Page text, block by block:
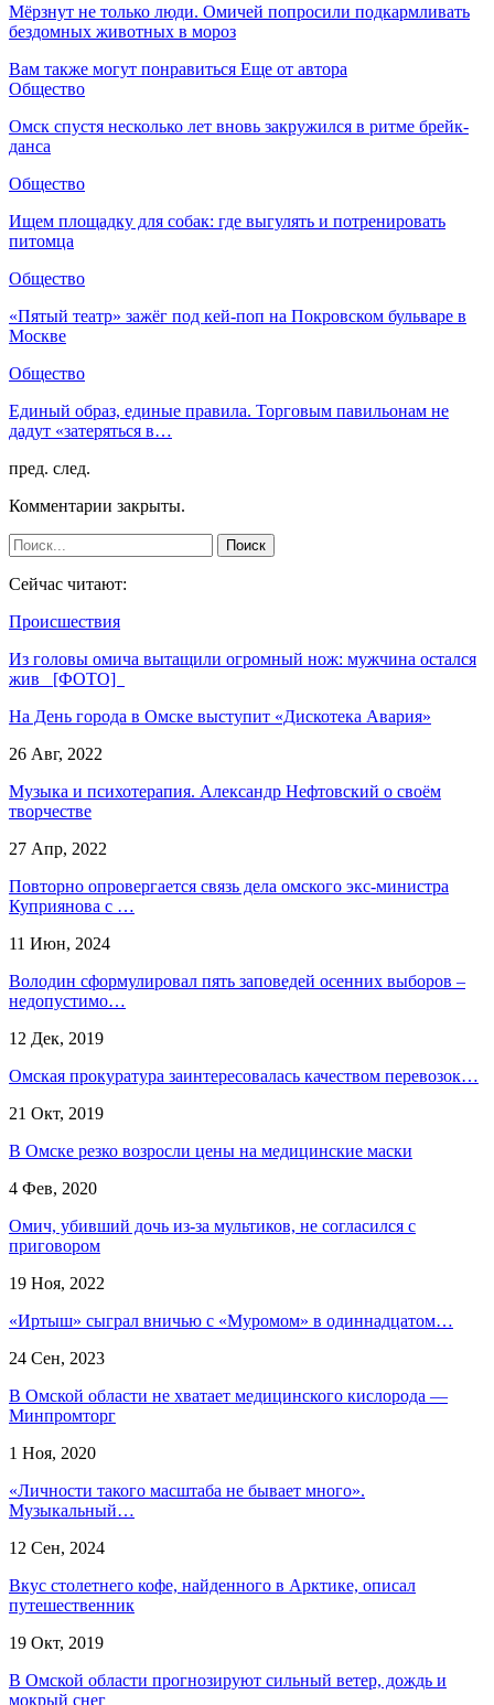
Мёрзнут не только люди. Омичей попросили подкармливать
бездомных животных в мороз
Вам также могут понравиться Еще от автора
Общество
Омск спустя несколько лет вновь закружился в ритме брейк-
данса
Общество
Ищем площадку для собак: где выгулять и потренировать
питомца
Общество
«Пятый театр» зажёг под кей-поп на Покровском бульваре в
Москве
Общество
Единый образ, единые правила. Торговым павильонам не
дадут «затеряться в…
пред. след.
Комментарии закрыты.
Сейчас читают:
Происшествия
Из головы омича вытащили огромный нож: мужчина остался
жив [ФОТО]
На День города в Омске выступит «Дискотека Авария»
26 Авг, 2022
Музыка и психотерапия. Александр Нефтовский о своём
творчестве
27 Апр, 2022
Повторно опровергается связь дела омского экс-министра
Куприянова с …
11 Июн, 2024
Володин сформулировал пять заповедей осенних выборов –
недопустимо…
12 Дек, 2019
Омская прокуратура заинтересовалась качеством перевозок…
21 Окт, 2019
В Омске резко возросли цены на медицинские маски
4 Фев, 2020
Омич, убивший дочь из-за мультиков, не согласился с
приговором
19 Ноя, 2022
«Иртыш» сыграл вничью с «Муромом» в одиннадцатом…
24 Сен, 2023
В Омской области не хватает медицинского кислорода —
Минпромторг
1 Ноя, 2020
«Личности такого масштаба не бывает много».
Музыкальный…
12 Сен, 2024
Вкус столетнего кофе, найденного в Арктике, описал
путешественник
19 Окт, 2019
В Омской области прогнозируют сильный ветер, дождь и
мокрый снег